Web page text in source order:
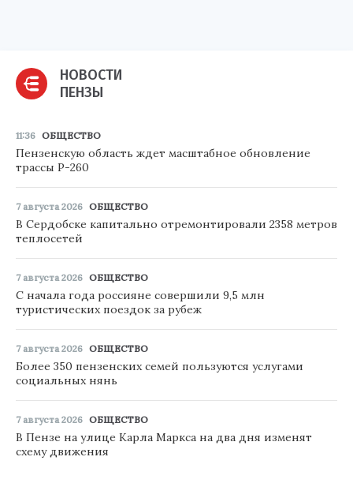
НОВОСТИ
ПЕНЗЫ
11:36 ОБЩЕСТВО
Пензенскую область ждет масштабное обновление
трассы Р-260
7 августа 2026 ОБЩЕСТВО
В Сердобске капитально отремонтировали 2358 метров
теплосетей
7 августа 2026 ОБЩЕСТВО
С начала года россияне совершили 9,5 млн
туристических поездок за рубеж
7 августа 2026 ОБЩЕСТВО
Более 350 пензенских семей пользуются услугами
социальных нянь
7 августа 2026 ОБЩЕСТВО
В Пензе на улице Карла Маркса на два дня изменят
схему движения